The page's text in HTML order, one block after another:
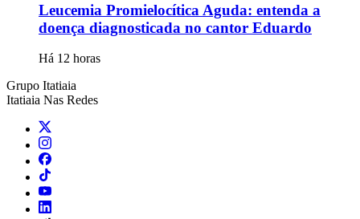
Leucemia Promielocítica Aguda: entenda a
doença diagnosticada no cantor Eduardo
Há 12 horas
Grupo Itatiaia
Itatiaia Nas Redes